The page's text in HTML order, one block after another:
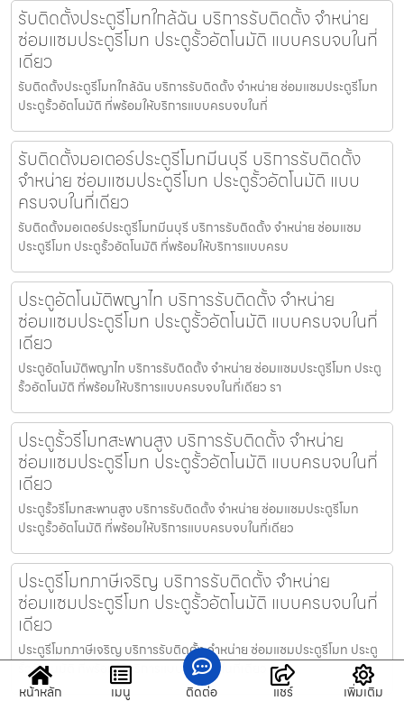
รับติดตั้งประตูรีโมทใกล้ฉัน บริการรับติดตั้ง จำหน่าย
ซ่อมแซมประตูรีโมท ประตูรั้วอัตโนมัติ แบบครบจบในที่
เดียว
รับติดตั้งประตูรีโมทใกล้ฉัน บริการรับติดตั้ง จำหน่าย ซ่อมแซมประตูรีโมท
ประตูรั้วอัตโนมัติ ที่พร้อมให้บริการแบบครบจบในที่
รับติดตั้งมอเตอร์ประตูรีโมทมีนบุรี บริการรับติดตั้ง
จำหน่าย ซ่อมแซมประตูรีโมท ประตูรั้วอัตโนมัติ แบบ
ครบจบในที่เดียว
รับติดตั้งมอเตอร์ประตูรีโมทมีนบุรี บริการรับติดตั้ง จำหน่าย ซ่อมแซม
ประตูรีโมท ประตูรั้วอัตโนมัติ ที่พร้อมให้บริการแบบครบ
ประตูอัตโนมัติพญาไท บริการรับติดตั้ง จำหน่าย
ซ่อมแซมประตูรีโมท ประตูรั้วอัตโนมัติ แบบครบจบในที่
เดียว
ประตูอัตโนมัติพญาไท บริการรับติดตั้ง จำหน่าย ซ่อมแซมประตูรีโมท ประตู
รั้วอัตโนมัติ ที่พร้อมให้บริการแบบครบจบในที่เดียว รา
ประตูรั้วรีโมทสะพานสูง บริการรับติดตั้ง จำหน่าย
ซ่อมแซมประตูรีโมท ประตูรั้วอัตโนมัติ แบบครบจบในที่
เดียว
ประตูรั้วรีโมทสะพานสูง บริการรับติดตั้ง จำหน่าย ซ่อมแซมประตูรีโมท
ประตูรั้วอัตโนมัติ ที่พร้อมให้บริการแบบครบจบในที่เดียว
ประตูรีโมทภาษีเจริญ บริการรับติดตั้ง จำหน่าย
ซ่อมแซมประตูรีโมท ประตูรั้วอัตโนมัติ แบบครบจบในที่
เดียว
ประตูรีโมทภาษีเจริญ บริการรับติดตั้ง จำหน่าย ซ่อมแซมประตูรีโมท ประตู
รั้วอัตโนมัติ ที่พร้อมให้บริการแบบครบจบในที่เดียว รา
หน้าหลัก
เมนู ติดต่อ แชร์ เพิ่มเติม